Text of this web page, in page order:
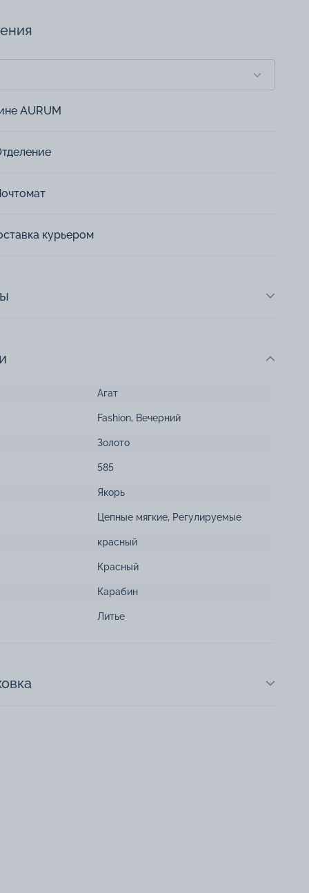
AURUM
курьером
Агат
Fashion, Вечерний
Золото
585
Якорь
Цепные мягкие, Регулируемые
красный
Красный
Карабин
Литье